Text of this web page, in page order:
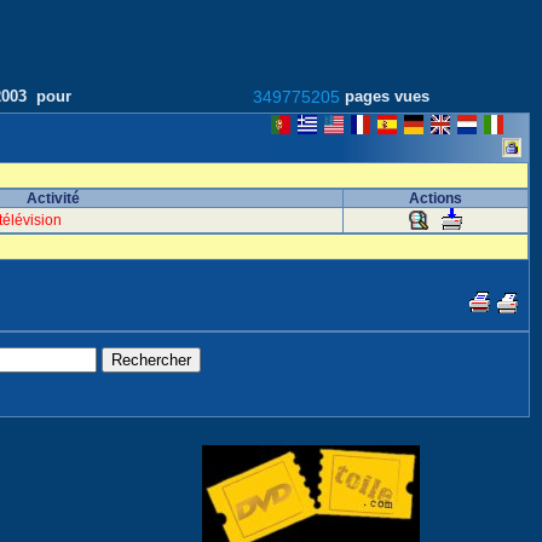
pour 349775205 pages vues
Activité
Actions